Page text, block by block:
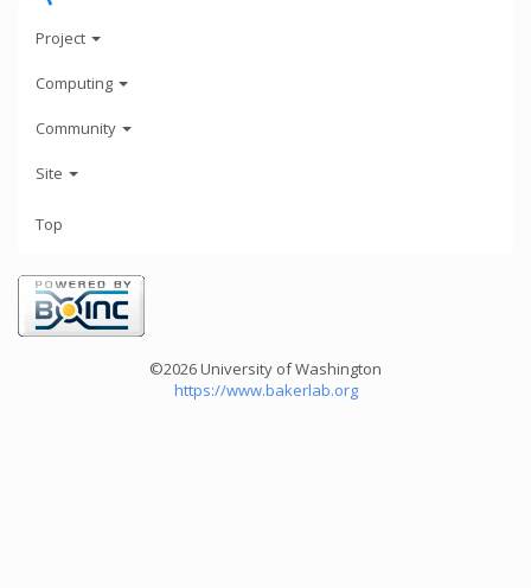
Project
Computing
Community
Site
Top
©2026 University of Washington
https://www.bakerlab.org